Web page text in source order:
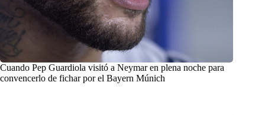
Cuando Pep Guardiola visitó a Neymar en plena noche para
convencerlo de fichar por el Bayern Múnich